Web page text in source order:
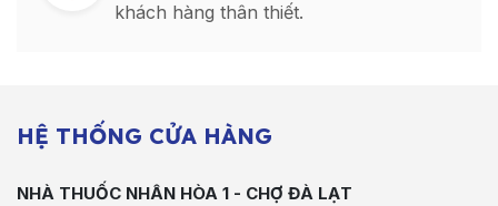
khách hàng thân thiết.
HỆ THỐNG CỬA HÀNG
NHÀ THUỐC NHÂN HÒA 1 - CHỢ ĐÀ LẠT